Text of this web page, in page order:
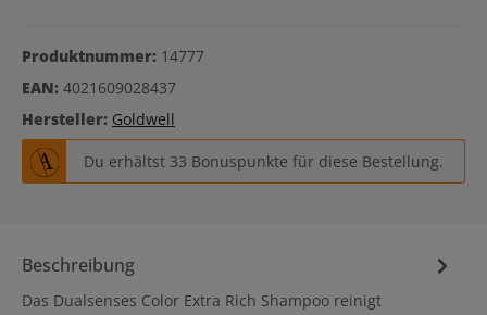
Produktnummer: 14777
EAN: 4021609028437
Hersteller: Goldwell
Du erhältst 33 Bonuspunkte für diese Bestellung.
Beschreibung
Das Dualsenses Color Extra Rich Shampoo reinigt